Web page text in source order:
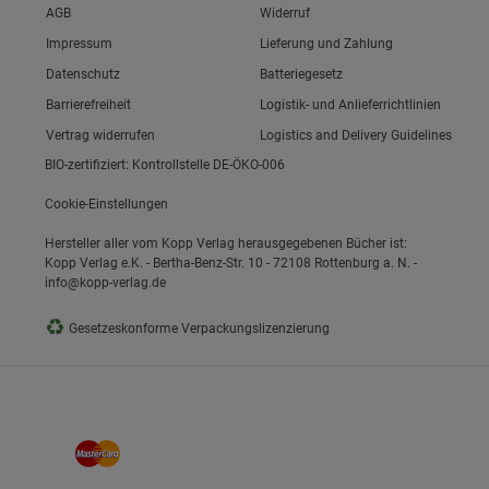
Link zum/zur
AGB
Link zum/zur
Impressum
Link zum/zur
Datenschutz
Link zum/zur
Barrierefreiheit
Vertrag widerrufen
Widerruf
Lieferung und Zahlung
Batteriegesetz
Logistik- und Anlieferrichtlinien
Logistics and Delivery Guidelines
BIO-zertifiziert: Kontrollstelle DE-ÖKO-006
Cookie-Einstellungen
Hersteller aller vom Kopp Verlag herausgegebenen Bücher ist:
Kopp Verlag e.K. - Bertha-Benz-Str. 10 - 72108 Rottenburg a. N. -
info@kopp-verlag.de
♻ Gesetzeskonforme Verpackungslizenzierung
Gruppe